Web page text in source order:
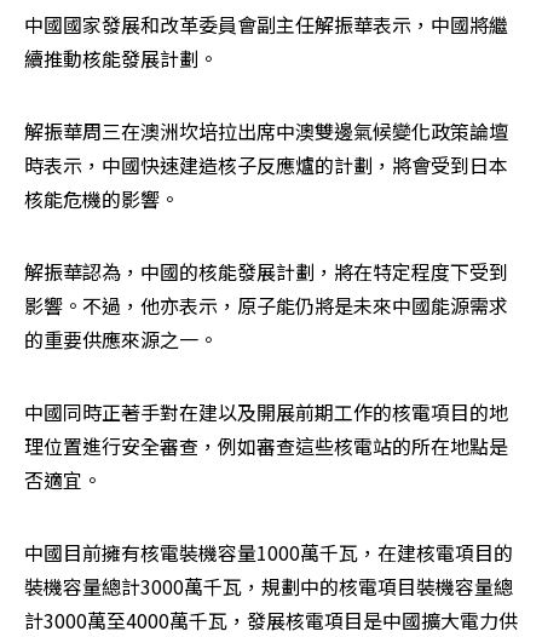
中國國家發展和改革委員會副主任解振華表示，中國將繼
續推動核能發展計劃。
解振華周三在澳洲坎培拉出席中澳雙邊氣候變化政策論壇
時表示，中國快速建造核子反應爐的計劃，將會受到日本
核能危機的影響。
解振華認為，中國的核能發展計劃，將在特定程度下受到
影響。不過，他亦表示，原子能仍將是未來中國能源需求
的重要供應來源之一。
中國同時正著手對在建以及開展前期工作的核電項目的地
理位置進行安全審查，例如審查這些核電站的所在地點是
否適宜。
中國目前擁有核電裝機容量1000萬千瓦，在建核電項目的
裝機容量總計3000萬千瓦，規劃中的核電項目裝機容量總
計3000萬至4000萬千瓦，發展核電項目是中國擴大電力供